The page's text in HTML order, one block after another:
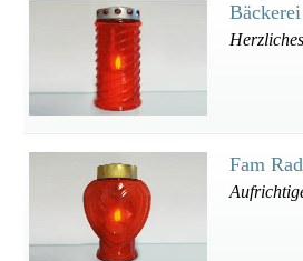
Fam